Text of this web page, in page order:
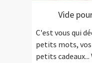
Vide
C'est vous qui
petits mots,
petits